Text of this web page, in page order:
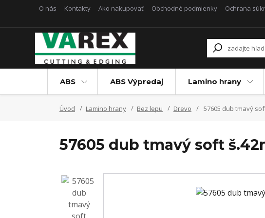
O nás Kontakty Ako nakupovať Obchodné podmienky Ochrana
ABS ABS Výpredaj Lamino hrany
Úvod Lamino hrany Bez lepu Drevo 57605 dub tmavý
57605 dub tmavý soft